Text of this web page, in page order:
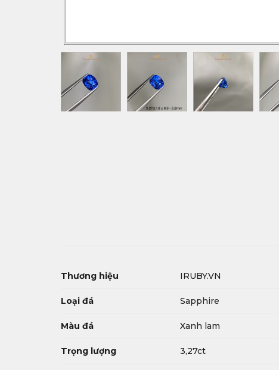
Thương hiệu IRUBY.VN
Loại đá Sapphire
Màu đá Xanh lam
Trọng lượng 3,27ct